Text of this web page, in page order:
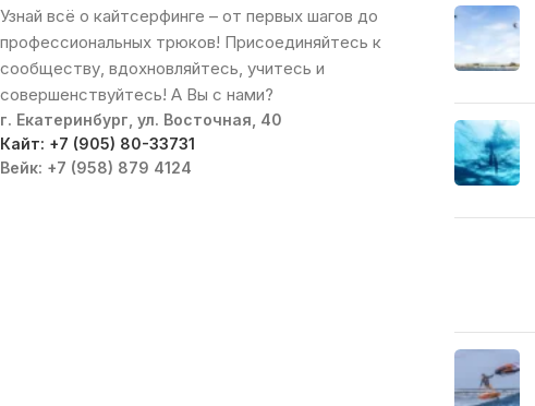
Узнай всё о кайтсерфинге – от первых шагов до
профессиональных трюков! Присоединяйтесь к
сообществу, вдохновляйтесь, учитесь и
совершенствуйтесь! А Вы с нами?
г. Екатеринбург, ул. Восточная, 40
Кайт: +7 (905) 80-33731
Вейк: +7 (958) 879 4124